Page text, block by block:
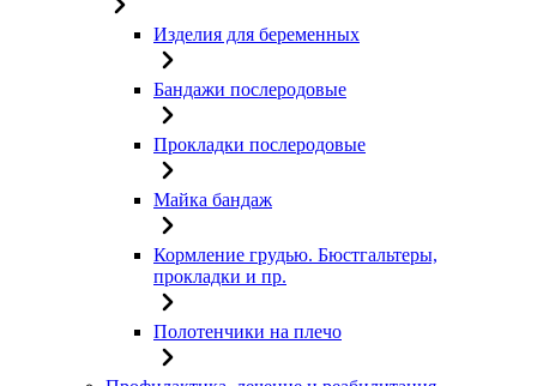
Изделия для беременных
Бандажи послеродовые
Прокладки послеродовые
Майка бандаж
Кормление грудью. Бюстгальтеры,
прокладки и пр.
Полотенчики на плечо